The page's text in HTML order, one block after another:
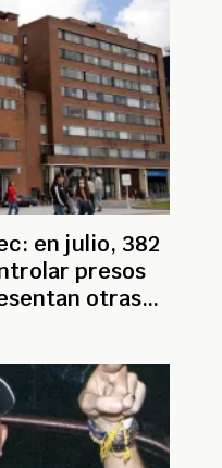
en julio, 382
presos
otras